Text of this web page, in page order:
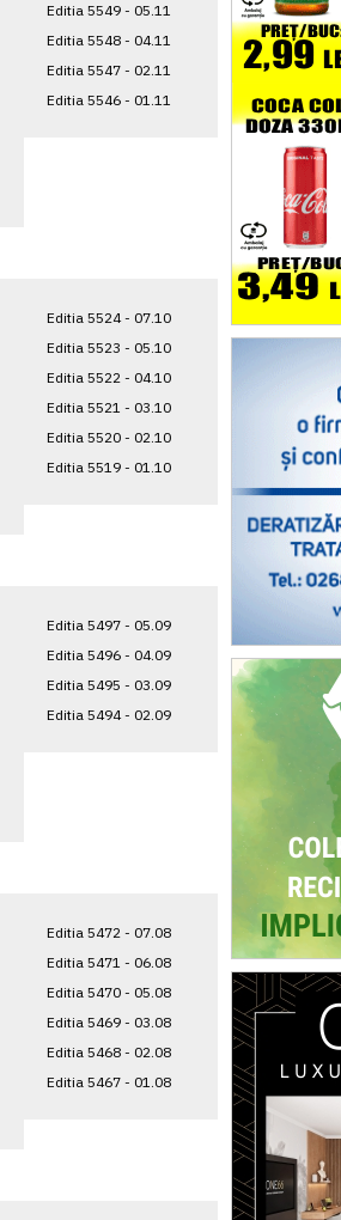
Editia 5549 - 05.11
Editia 5548 - 04.11
Editia 5547 - 02.11
Editia 5546 - 01.11
Editia 5524 - 07.10
Editia 5523 - 05.10
Editia 5522 - 04.10
Editia 5521 - 03.10
Editia 5520 - 02.10
Editia 5519 - 01.10
Editia 5497 - 05.09
Editia 5496 - 04.09
Editia 5495 - 03.09
Editia 5494 - 02.09
Editia 5472 - 07.08
Editia 5471 - 06.08
Editia 5470 - 05.08
Editia 5469 - 03.08
Editia 5468 - 02.08
Editia 5467 - 01.08